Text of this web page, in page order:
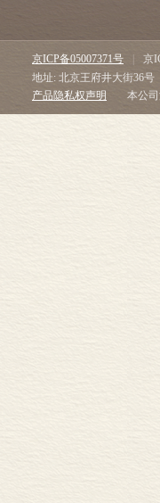
京ICP备05007371号 京
地址: 北京王府井大街36号
产品隐私权声明
本公